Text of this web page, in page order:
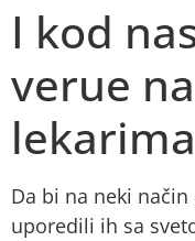
I kod
verue
lekarima
Da bi na neki
uporedili ih sa